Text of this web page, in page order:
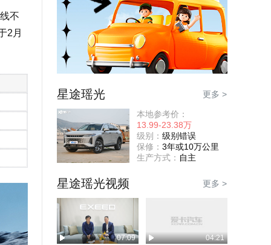
不
2月
星途瑶光 更多 >
本地参考价：
13.99-23.38万
级别： 级别错误
保修： 3年或10万公里
生产方式： 自主
星途瑶光视频 更多 >
07:09 04:21